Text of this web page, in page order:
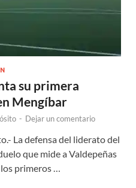
su primera
Mengíbar
- Dejar un comentario
La defensa del liderato del
que mide a Valdepeñas
primeros …